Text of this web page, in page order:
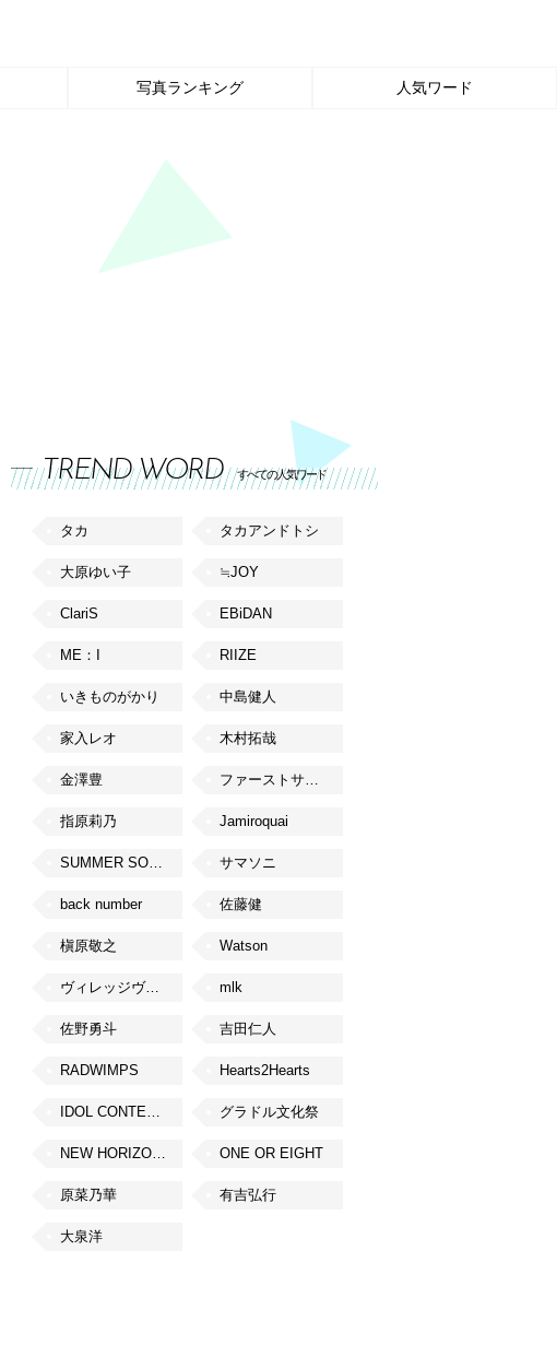
写真ランキング 人気ワード
TREND WORD すべての人気ワード
タカ タカアンドトシ
大原ゆい子 ≒JOY
ClariS EBiDAN
ME：I RIIZE
いきものがかり 中島健人
家入レオ 木村拓哉
金澤豊 ファーストサマーウイカ
指原莉乃 Jamiroquai
SUMMER SONIC サマソニ
back number 佐藤健
槇原敬之 Watson
ヴィレッジヴァンガード mlk
佐野勇斗 吉田仁人
RADWIMPS Hearts2Hearts
IDOL CONTENT EXPO グラドル文化祭
NEW HORIZON FEST ONE OR EIGHT
原菜乃華 有吉弘行
大泉洋